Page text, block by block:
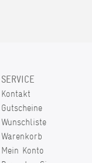
SERVICE
Kontakt
Gutscheine
Wunschliste
Warenkorb
Mein Konto